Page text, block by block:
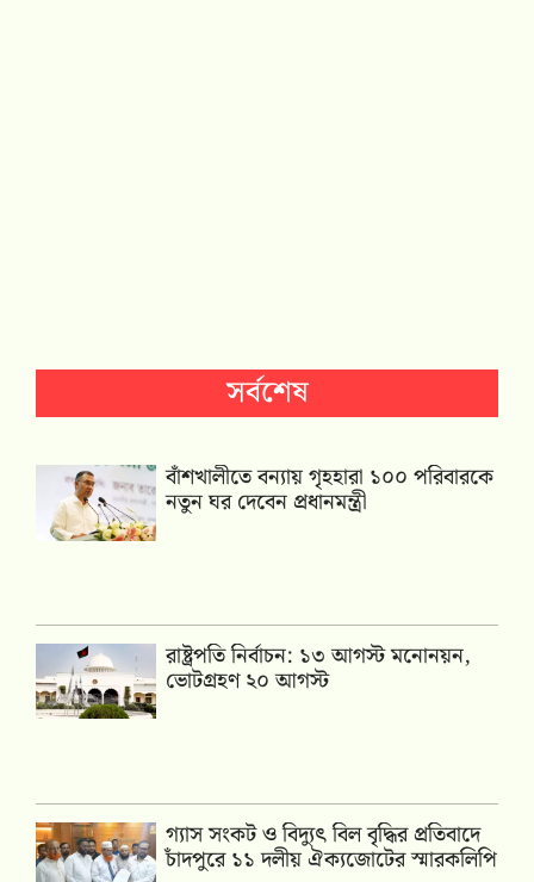
সর্বশেষ
বাঁশখালীতে বন্যায় গৃহহারা ১০০ পরিবারকে
নতুন ঘর দেবেন প্রধানমন্ত্রী
রাষ্ট্রপতি নির্বাচন: ১৩ আগস্ট মনোনয়ন,
ভোটগ্রহণ ২০ আগস্ট
গ্যাস সংকট ও বিদ্যুৎ বিল বৃদ্ধির প্রতিবাদে
চাঁদপুরে ১১ দলীয় ঐক্যজোটের স্মারকলিপি